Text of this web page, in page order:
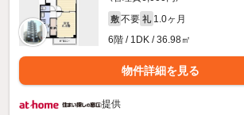
敷 不要 礼 1.0ヶ月
6階 / 1DK / 36.98㎡
物件詳細を見る
提供